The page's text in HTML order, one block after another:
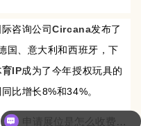
咨询公司Circana发布了
国、意大利和西班牙，下
IP成为了今年授权玩具的
比增长8%和34%。